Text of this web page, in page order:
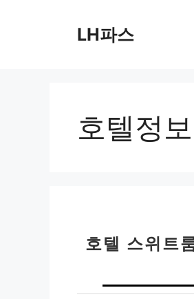
LH파스
호텔정
호텔 스위트